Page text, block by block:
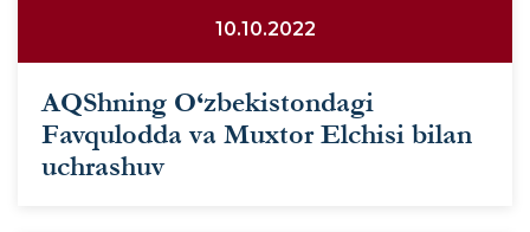
10.10.2022
AQShning O‘zbekistondagi
Favqulodda va Muxtor Elchisi bilan
uchrashuv